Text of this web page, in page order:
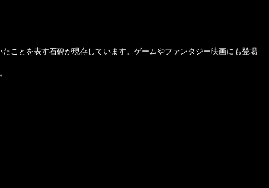
ことを表す石碑が現存しています。ゲームやファンタジー映画にも登場